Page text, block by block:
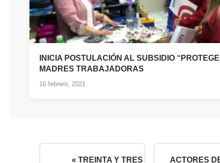
INICIA POSTULACIÓN AL SUBSIDIO
MADRES TRABAJADORAS
16 febrero, 2021
« TREINTA Y TRES ACTORES